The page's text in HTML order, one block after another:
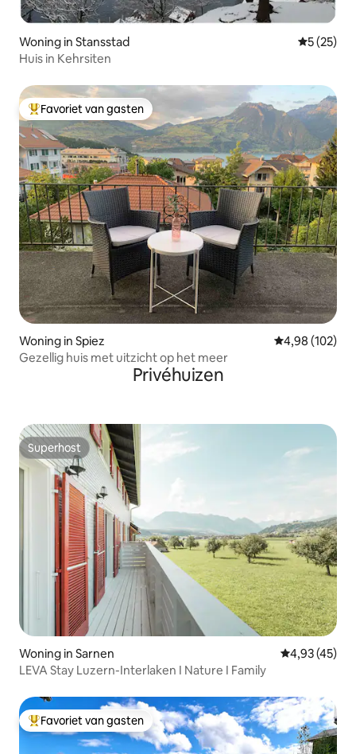
Woning in Stansstad
5 (25)
Huis in Kehrsiten
Topfavoriet van gasten
Favoriet van gasten
Woning in Spiez Gemiddelde
4,98 (102)
Gezellig huis met uitzicht op het meer
Privéhuizen
Superhost
Superhost
Woning in Sarnen Gemiddelde
4,93 (45)
LEVA Stay Luzern-Interlaken I Nature I Family
Topfavoriet van gasten
Favoriet van gasten